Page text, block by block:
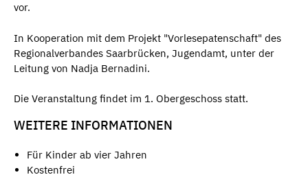
vor.
In Kooperation mit dem Projekt "Vorlesepatenschaft" des
Regionalverbandes Saarbrücken, Jugendamt, unter der
Leitung von Nadja Bernadini.
Die Veranstaltung findet im 1. Obergeschoss statt.
WEITERE INFORMATIONEN
Für Kinder ab vier Jahren
Kostenfrei